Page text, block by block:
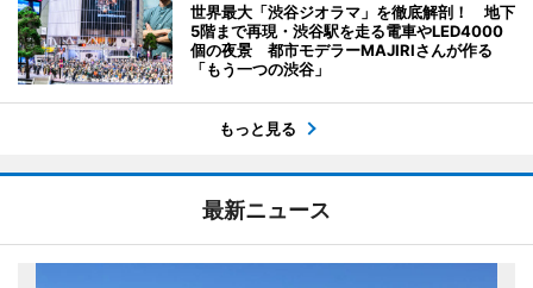
世界最大「渋谷ジオラマ」を徹底解剖！ 地下
5階まで再現・渋谷駅を走る電車やLED4000
個の夜景 都市モデラーMAJIRIさんが作る
「もう一つの渋谷」
もっと見る
最新ニュース